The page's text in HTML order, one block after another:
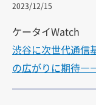
2023/12/15
ケータイWatch
渋谷に次世代通信
の広がりに期待